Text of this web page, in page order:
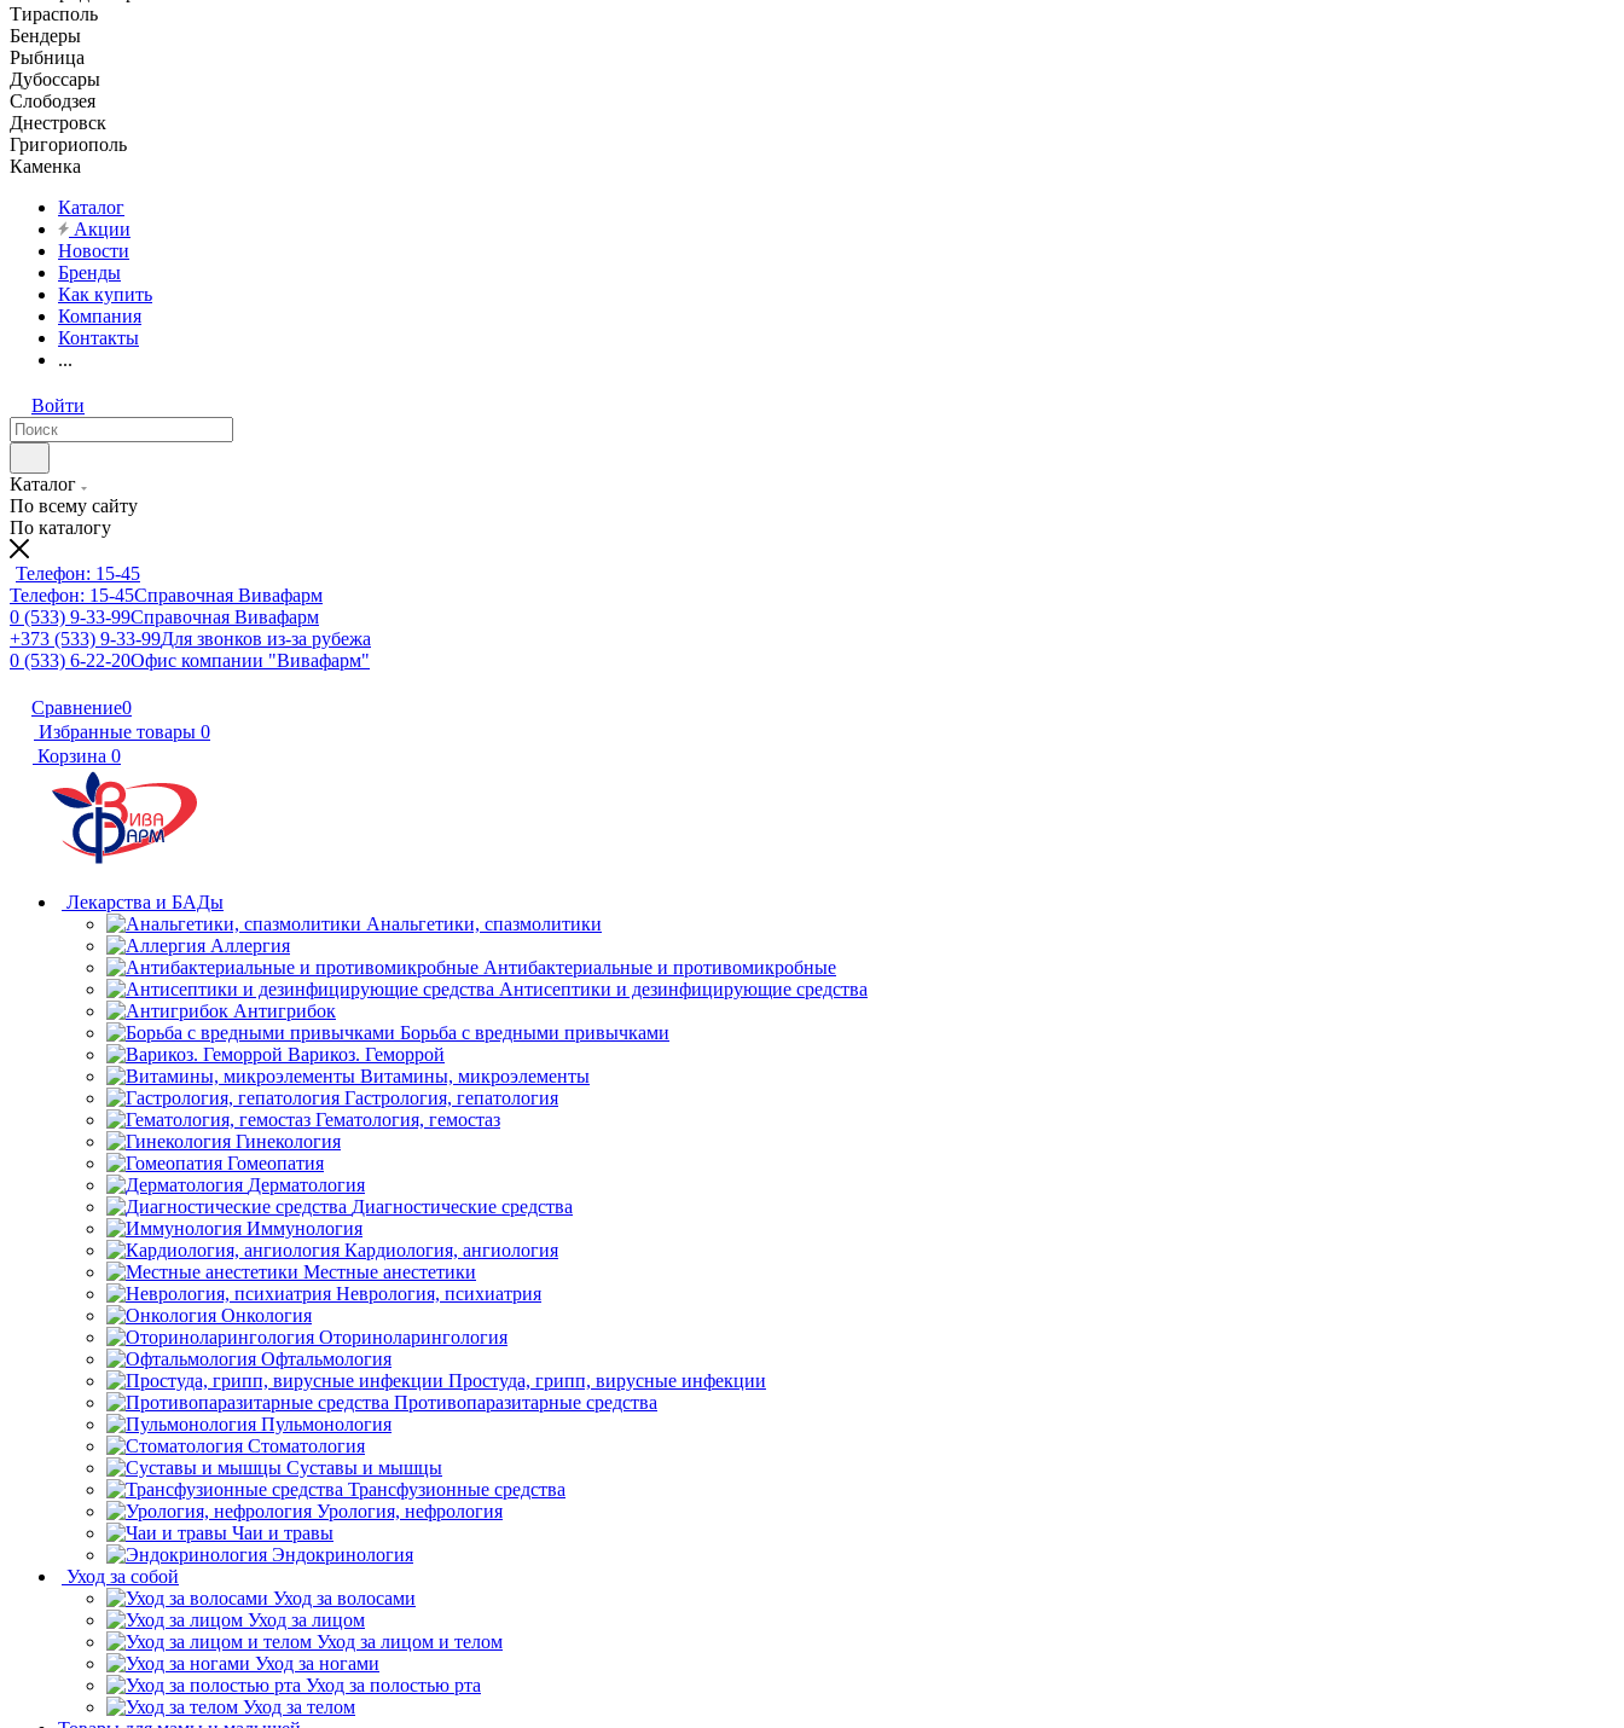
Тирасполь
Бендеры
Рыбница
Дубоссары
Слободзея
Днестровск
Григориополь
Каменка
Каталог
Акции
Новости
Бренды
Как купить
Компания
Контакты
...
Войти
Каталог
По всему сайту
По каталогу
Телефон: 15-45
Телефон: 15-45Справочная Вивафарм
0 (533) 9-33-99Справочная Вивафарм
+373 (533) 9-33-99Для звонков из-за рубежа
0 (533) 6-22-20Офис компании "Вивафарм"
Сравнение0
Избранные товары 0
Корзина 0
Лекарства и БАДы
Анальгетики, спазмолитики
Аллергия
Антибактериальные и противомикробные
Антисептики и дезинфицирующие средства
Антигрибок
Борьба с вредными привычками
Варикоз. Геморрой
Витамины, микроэлементы
Гастрология, гепатология
Гематология, гемостаз
Гинекология
Гомеопатия
Дерматология
Диагностические средства
Иммунология
Кардиология, ангиология
Местные анестетики
Неврология, психиатрия
Онкология
Оториноларингология
Офтальмология
Простуда, грипп, вирусные инфекции
Противопаразитарные средства
Пульмонология
Стоматология
Суставы и мышцы
Трансфузионные средства
Урология, нефрология
Чаи и травы
Эндокринология
Уход за собой
Уход за волосами
Уход за лицом
Уход за лицом и телом
Уход за ногами
Уход за полостью рта
Уход за телом